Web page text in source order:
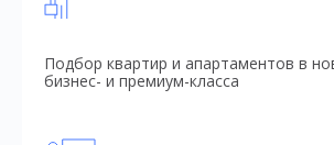
Подбор квартир и апартаментов в
бизнес- и премиум-класса